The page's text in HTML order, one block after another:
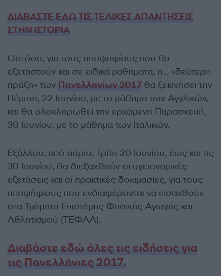
ΔΙΑΒΑΣΤΕ ΕΔΩ ΤΙΣ ΤΕΛΙΚΕΣ ΑΠΑΝΤΗΣΕΙΣ
ΣΤΗΝ ΙΣΤΟΡΙΑ
Ωστόσο, για τους υποψηφίους που θα
εξεταστούν και σε ειδικά μαθήματα, η… «δεύτερη
πράξη» των Πανελληνίων 2017 θα ξεκινήσει την
Πέμπτη, 22 Ιουνίου, με το μάθημα των Αγγλικών,
και θα ολοκληρωθεί την ερχόμενη Παρασκευή,
30 Ιουνίου, με το μάθημα των Ιταλικών.
Εξάλλου, από αύριο, Τρίτη 20 Ιουνίου, έως και τις
30 Ιουνίου, θα διεξαχθούν οι υγειονομικές
εξετάσεις και οι πρακτικές δοκιμασίες, για τους
υποψήφιους που ενδιαφέρονται να εισαχθούν
στα Τμήματα Επιστήμης Φυσικής Αγωγής και
Αθλητισμού (ΤΕΦΑΑ).
Διαβάστε εδώ όλες τις ειδήσεις για
τις Πανελλήνιες 2017.